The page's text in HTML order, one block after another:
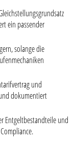
ein passender
solange die
und
dokumentiert
Entgeltbestandteile und